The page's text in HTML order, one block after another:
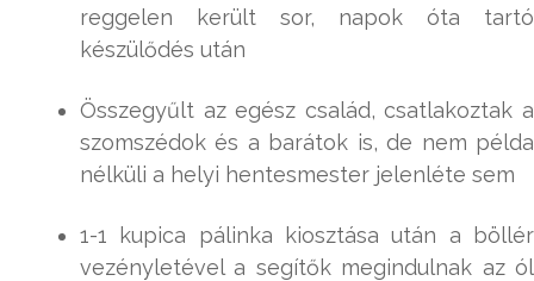
reggelen került sor, napok óta tartó
készülődés után
Összegyűlt az egész család, csatlakoztak a
szomszédok és a barátok is, de nem példa
nélküli a helyi hentesmester jelenléte sem
1-1 kupica pálinka kiosztása után a böllér
vezényletével a segítők megindulnak az ól